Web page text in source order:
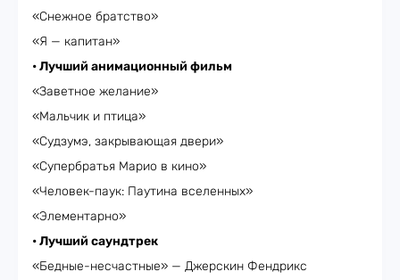
«Снежное братство»
«Я — капитан»
• Лучший анимационный фильм
«Заветное желание»
«Мальчик и птица»
«Судзумэ, закрывающая двери»
«Супербратья Марио в кино»
«Человек-паук: Паутина вселенных»
«Элементарно»
• Лучший саундтрек
«Бедные-несчастные» — Джерскин Фендрикс